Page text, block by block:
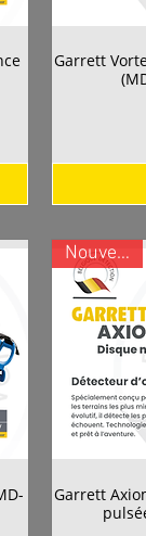
Garrett
Nouveauté
Garrett